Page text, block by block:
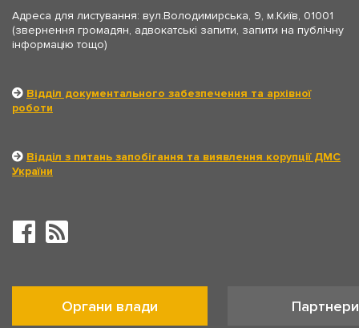
Адреса для листування: вул.Володимирська, 9, м.Київ, 01001
(звернення громадян, адвокатські запити, запити на публічну
інформацію тощо)
Відділ документального забезпечення та архівної
роботи
Відділ з питань запобігання та виявлення корупції ДМС
України
Органи влади Партнери